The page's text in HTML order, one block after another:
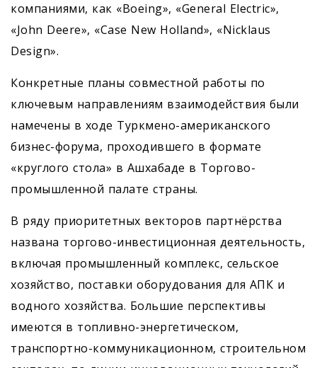
компаниями, как «Boeing», «General Electric»,
«John Deere», «Case New Holland», «Nicklaus
Design».
Конкретные планы совместной работы по
ключевым направлениям взаимодействия были
намечены в ходе Туркмено-американского
бизнес-форума, проходившего в формате
«круглого стола» в Ашхабаде в Торгово-
промышленной палате страны.
В ряду приоритетных векторов парт­нёрства
названа торгово-инвестиционная деятельность,
включая промышленный комплекс, сельское
хозяйство, поставки оборудования для АПК и
водного хозяйства. Большие перспективы
имеются в топливно-энергетическом,
транспорт­но-коммуникационном, строи­тельном